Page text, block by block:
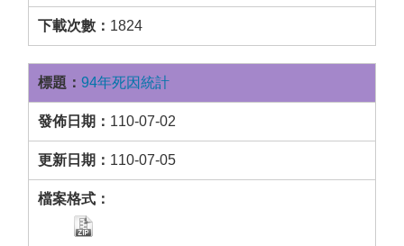
1824
94年死因統計
110-07-02
110-07-05